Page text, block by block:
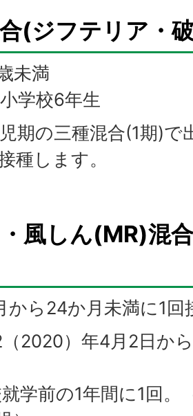
(ジフテリア・
未満
学校6年生
期の三種混合(1期)で
種します。
風しん(MR)混
から24か月未満に1回
2020）年4月2日か
前の1年間に1回。